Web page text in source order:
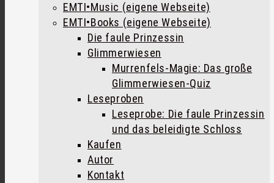
EMTI•Music (eigene Webseite)
EMTI•Books (eigene Webseite)
Die faule Prinzessin
Glimmerwiesen
Murrenfels-Magie: Das große
Glimmerwiesen-Quiz
Leseproben
Leseprobe: Die faule Prinzessin
und das beleidigte Schloss
Kaufen
Autor
Kontakt